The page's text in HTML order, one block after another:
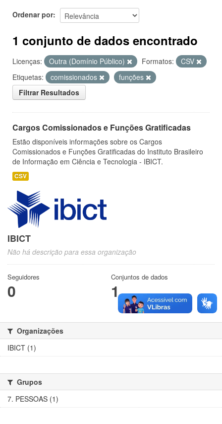
Ordenar por
1 conjunto de dados encontrado
Licenças: Outra (Domínio Público) Formatos:
CSV
Etiquetas:
comissionados
funções
Filtrar Resultados
Cargos Comissionados e Funções Gratificadas
Estão disponíveis informações sobre os Cargos
Comissionados e Funções Gratificadas do Instituto Brasileiro
de Informação em Ciência e Tecnologia - IBICT.
CSV
IBICT
Não há descrição para essa organização
Seguidores
0
Conjuntos de dados
1
Organizações
IBICT (1)
Grupos
7. PESSOAS (1)